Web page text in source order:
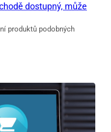
dostupný, může
produktů podobných